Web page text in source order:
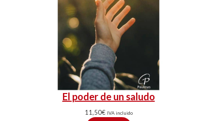
El poder de un saludo
11,50€ IVA incluido